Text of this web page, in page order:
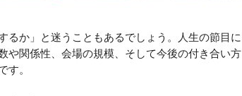
るか」と迷うこともあるでしょう。人生の節目に
や関係性、会場の規模、そして今後の付き合い方
す。